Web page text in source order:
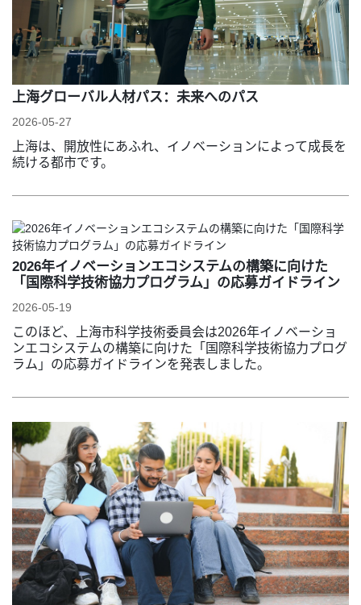
上海グローバル人材パス：未来へのパス
2026-05-27
上海は、開放性にあふれ、イノベーションによって成長を
続ける都市です。
2026年イノベーションエコシステムの構築に向けた
「国際科学技術協力プログラム」の応募ガイドライン
2026-05-19
このほど、上海市科学技術委員会は2026年イノベーショ
ンエコシステムの構築に向けた「国際科学技術協力プログ
ラム」の応募ガイドラインを発表しました。